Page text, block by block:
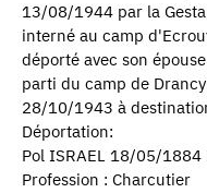
13/08/1944 par la
interné au camp
déporté avec son
parti du camp de
28/10/1943 à
Déportation:
Pol ISRAEL 18/05/1884
Profession : Charcutier